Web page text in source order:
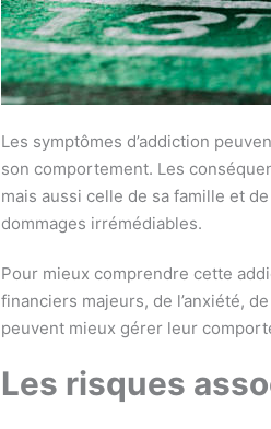
Les symptômes d’addiction
son comportement. Les
mais aussi celle de sa famille et
dommages irrémédiables.
Pour mieux comprendre cette
financiers majeurs, de l’anxiété,
peuvent mieux gérer leur
Les risques